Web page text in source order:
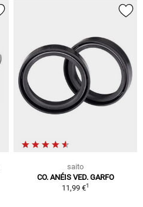
saito
CO. ANÉIS VED. GARFO
11,99 €1